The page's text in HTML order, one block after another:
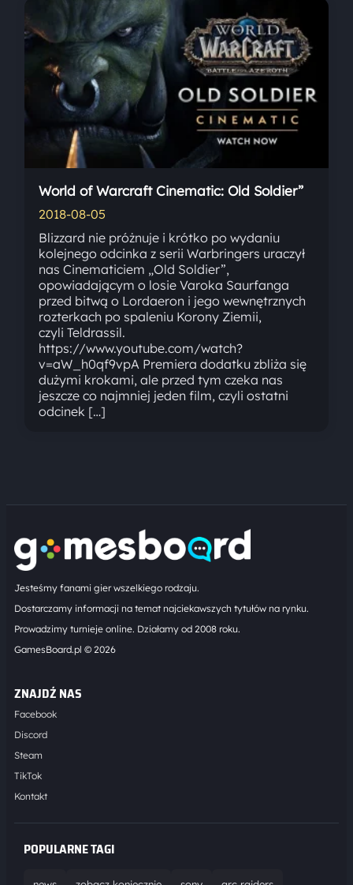
World of Warcraft Cinematic: Old Soldier”
2018-08-05
Blizzard nie próżnuje i krótko po wydaniu
kolejnego odcinka z serii Warbringers uraczył
nas Cinematiciem „Old Soldier”,
opowiadającym o losie Varoka Saurfanga
przed bitwą o Lordaeron i jego wewnętrznych
rozterkach po spaleniu Korony Ziemii,
czyli Teldrassil.
https://www.youtube.com/watch?
v=aW_h0qf9vpA Premiera dodatku zbliża się
dużymi krokami, ale przed tym czeka nas
jeszcze co najmniej jeden film, czyli ostatni
odcinek […]
Jesteśmy fanami gier wszelkiego rodzaju.
Dostarczamy informacji na temat najciekawszych tytułów na rynku.
Prowadzimy turnieje online. Działamy od 2008 roku.
GamesBoard.pl © 2026
ZNAJDŹ NAS
Facebook
Discord
Steam
TikTok
Kontakt
POPULARNE TAGI